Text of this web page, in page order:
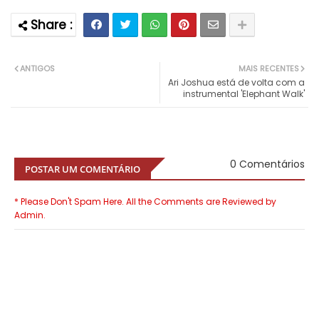
MAIS RECENTES
Ari Joshua está de volta com a
instrumental 'Elephant Walk'
ANTIGOS
POSTAR UM COMENTÁRIO 0 Comentários
* Please Don't Spam Here. All the Comments are Reviewed by
Admin.